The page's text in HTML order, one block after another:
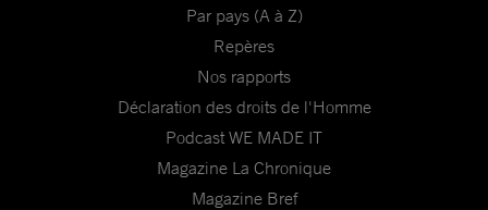
Par pays (A à Z)
Repères
Nos rapports
Déclaration des droits de l'Homme
Podcast WE MADE IT
Magazine La Chronique
Magazine Bref